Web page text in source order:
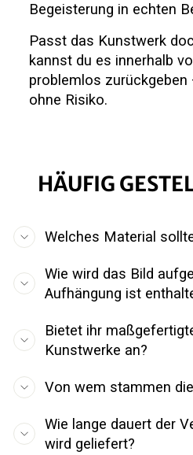
Begeisterung in echten
Passt das Kunstwerk
kannst du es innerhalb
problemlos
ohne Risiko.
HÄUFIG
Welches Material
Wie wird das Bild
Aufhängung ist
Bietet ihr
Kunstwerke an?
Von wem stammen
Wie lange dauert der
wird geliefert?